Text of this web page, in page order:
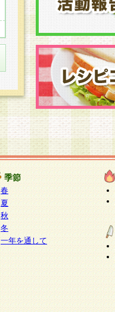
季節
春
夏
秋
冬
一年を通して